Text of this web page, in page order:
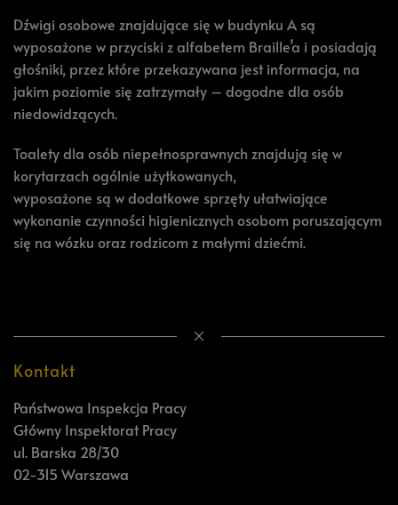
Dźwigi osobowe znajdujące się w budynku A są
wyposażone w przyciski z alfabetem Braille’a i posiadają
głośniki, przez które przekazywana jest informacja, na
jakim poziomie się zatrzymały – dogodne dla osób
niedowidzących.
Toalety dla osób niepełnosprawnych znajdują się w
korytarzach ogólnie użytkowanych,
wyposażone są w dodatkowe sprzęty ułatwiające
wykonanie czynności higienicznych osobom poruszającym
się na wózku oraz rodzicom z małymi dziećmi.
Kontakt
Państwowa Inspekcja Pracy
Główny Inspektorat Pracy
ul. Barska 28/30
02-315 Warszawa